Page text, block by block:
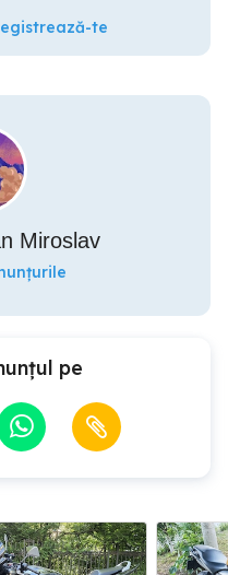
te
Miroslav
pe